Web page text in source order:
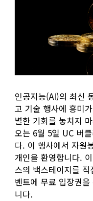
인공지능(AI)의 최신
고 기술 행사에 흥미
별한 기회를 놓치지
오는 6월 5일 UC 버
다. 이 행사에서 자원
개인을 환영합니다.
스의 백스테이지를
벤트에 무료 입장권
니다.